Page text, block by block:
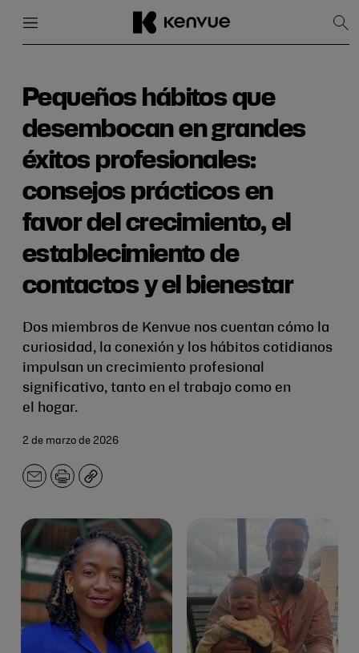
contenido
Pequeños hábitos que
desembocan en grandes
éxitos profesionales:
consejos prácticos en
favor del crecimiento, el
establecimiento de
contactos y el bienestar
Dos miembros de Kenvue nos cuentan cómo la
curiosidad, la conexión y los hábitos cotidianos
impulsan un crecimiento profesional
significativo, tanto en el trabajo como en
el hogar.
2 de marzo de 2026
CorreoImprimir
Copiar